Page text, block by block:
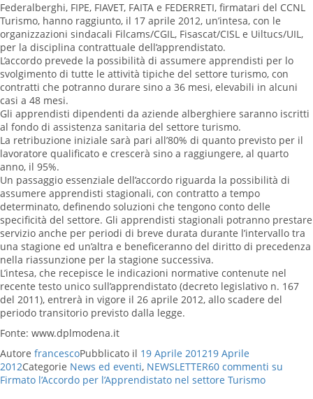
Federalberghi, FIPE, FIAVET, FAITA e FEDERRETI, firmatari del CCNL
Turismo, hanno raggiunto, il 17 aprile 2012, un’intesa, con le
organizzazioni sindacali Filcams/CGIL, Fisascat/CISL e Uiltucs/UIL,
per la disciplina contrattuale dell’apprendistato.
L’accordo prevede la possibilità di assumere apprendisti per lo
svolgimento di tutte le attività tipiche del settore turismo, con
contratti che potranno durare sino a 36 mesi, elevabili in alcuni
casi a 48 mesi.
Gli apprendisti dipendenti da aziende alberghiere saranno iscritti
al fondo di assistenza sanitaria del settore turismo.
La retribuzione iniziale sarà pari all’80% di quanto previsto per il
lavoratore qualificato e crescerà sino a raggiungere, al quarto
anno, il 95%.
Un passaggio essenziale dell’accordo riguarda la possibilità di
assumere apprendisti stagionali, con contratto a tempo
determinato, definendo soluzioni che tengono conto delle
specificità del settore. Gli apprendisti stagionali potranno prestare
servizio anche per periodi di breve durata durante l’intervallo tra
una stagione ed un’altra e beneficeranno del diritto di precedenza
nella riassunzione per la stagione successiva.
L’intesa, che recepisce le indicazioni normative contenute nel
recente testo unico sull’apprendistato (decreto legislativo n. 167
del 2011), entrerà in vigore il 26 aprile 2012, allo scadere del
periodo transitorio previsto dalla legge.
Fonte: www.dplmodena.it
Autore francescoPubblicato il 19 Aprile 201219 Aprile
2012Categorie News ed eventi, NEWSLETTER60 commenti su
Firmato l’Accordo per l’Apprendistato nel settore Turismo